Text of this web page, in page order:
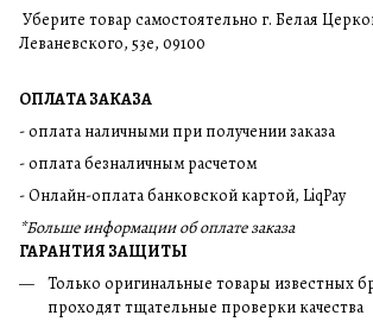
Уберите товар самостоятельно г. Белая
Леваневского, 53е, 09100
ОПЛАТА ЗАКАЗА
- оплата наличными при получении заказа
- оплата безналичным расчетом
- Онлайн-оплата банковской картой, LiqPay
*Больше информации об оплате заказа
ГАРАНТИЯ ЗАЩИТЫ
Только оригинальные товары известных
проходят тщательные проверки качества